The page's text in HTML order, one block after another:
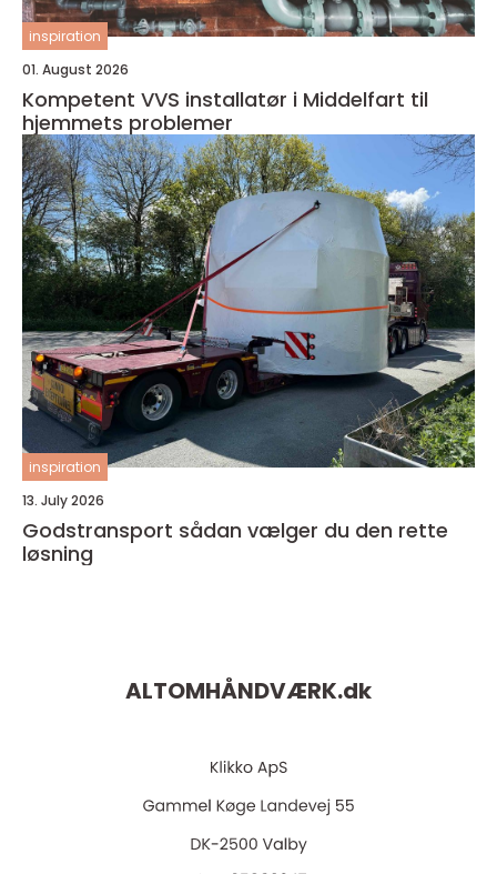
inspiration
01. August 2026
Kompetent VVS installatør i Middelfart til
hjemmets problemer
inspiration
13. July 2026
Godstransport sådan vælger du den rette
løsning
ALTOMHÅNDVÆRK.dk